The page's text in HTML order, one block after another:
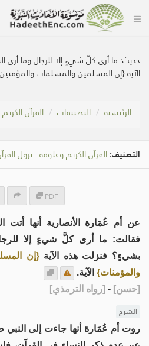
حديث: ما أرى كلَّ شيءٍ إلا للرجال وما
الآية {إن المسلمين والمسلمات
الرئيسية التصنيفات القرآن
التصنيف: القرآن الكريم وعلومه . نزول
PDF
عن أم عُمَارة الأنصارية أنها أتت
فقالت: ما أرى كلَّ شيءٍ إلا
بشيءٍ؟ فنزلت هذه الآية{إن
والمؤمنات} الآية.
[حسن]
-
[رواه الترمذي]
الشرح
روت أم عُمَارة أنها جاءت إلى النبي